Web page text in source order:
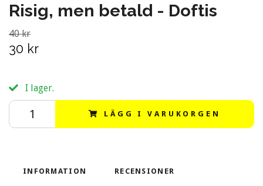
Risig, men betald - Doftis
40 kr
30 kr
I lager.
LÄGG I VARUKORGEN
INFORMATION RECENSIONER